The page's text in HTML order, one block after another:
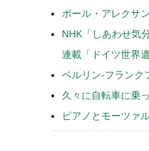
ポール・アレクサ
NHK「しあわせ気
連載「ドイツ世界
ベルリン-フランク
久々に自転車に乗
ピアノとモーツァ